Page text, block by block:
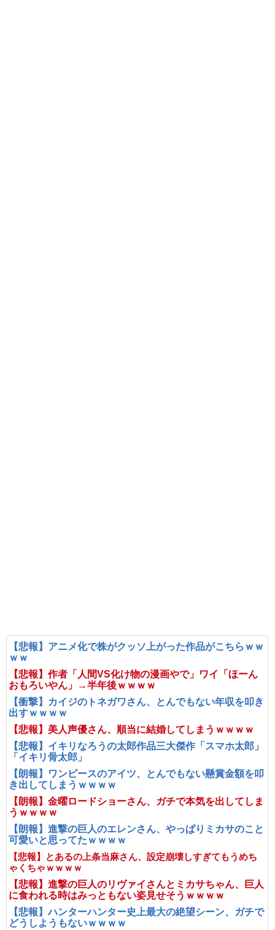
【悲報】アニメ化で株がクッソ上がった作品がこちらｗｗ
ｗｗ
【悲報】作者「人間VS化け物の漫画やで」ワイ「ほーん
おもろいやん」→半年後ｗｗｗｗ
【衝撃】カイジのトネガワさん、とんでもない年収を叩き
出すｗｗｗｗ
【悲報】美人声優さん、順当に結婚してしまうｗｗｗｗ
【悲報】イキリなろうの太郎作品三大傑作「スマホ太郎」
「イキリ骨太郎」
【朗報】ワンピースのアイツ、とんでもない懸賞金額を叩
き出してしまうｗｗｗｗ
【朗報】金曜ロードショーさん、ガチで本気を出してしま
うｗｗｗｗ
【朗報】進撃の巨人のエレンさん、やっぱりミカサのこと
可愛いと思ってたｗｗｗｗ
【悲報】とあるの上条当麻さん、設定崩壊しすぎてもうめち
ゃくちゃｗｗｗｗ
【悲報】進撃の巨人のリヴァイさんとミカサちゃん、巨人
に食われる時はみっともない姿見せそうｗｗｗｗ
【悲報】ハンターハンター史上最大の絶望シーン、ガチで
どうしようもないｗｗｗｗ